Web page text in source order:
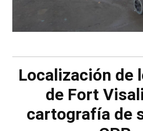
Localización de
de Fort
cartografía de